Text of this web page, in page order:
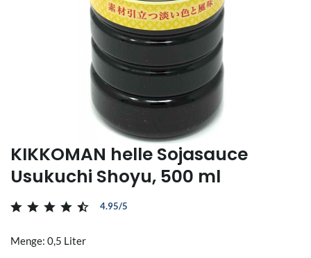
KIKKOMAN helle Sojasauce
Usukuchi Shoyu, 500 ml
4.95/5
Menge: 0,5 Liter